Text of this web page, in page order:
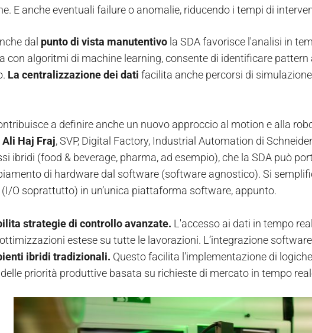
E anche eventuali failure o anomalie, riducendo i tempi di
dal punto di vista manutentivo la SDA favorisce l'analisi in
con algoritmi di machine learning, consente di identificare
La centralizzazione dei dati facilita anche percorsi di
a definire anche un nuovo approccio al motion e alla
Ali Haj Fraj, SVP, Digital Factory, Industrial Automation di
ibridi (food & beverage, pharma, ad esempio), che la SDA può
di hardware dal software (software agnostico). Si
O soprattutto) in un’unica piattaforma software, appunto.
strategie di controllo avanzate. L'accesso ai dati in tempo
estese su tutte le lavorazioni. L’integrazione
ibridi tradizionali. Questo facilita l'implementazione di
priorità produttive basata su richieste di mercato in tempo